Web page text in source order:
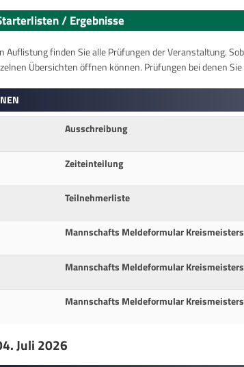
/ Ergebnisse
Auflistung finden Sie alle Prüfungen der Veranstaltung.
Übersichten öffnen können. Prüfungen bei denen
Ausschreibung
Zeiteinteilung
Teilnehmerliste
Mannschafts Meldeformular
Mannschafts Meldeformular
Mannschafts Meldeformular
Juli 2026